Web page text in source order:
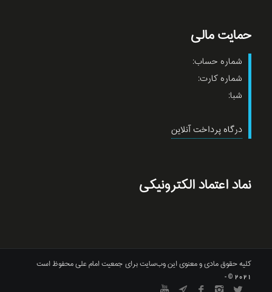
حمایت مالی
شماره حساب:
شماره کارت:
شبا:
درگاه پرداخت آنلاین
نماد اعتماد الکترونیکی
کلیه حقوق مادی و معنوی این وب‌سایت برای جمعیت امام علی محفوظ است
2021 © -